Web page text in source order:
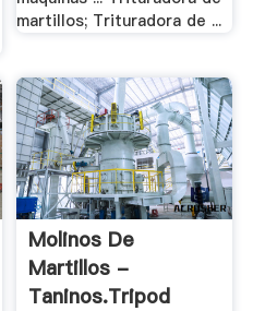
martillos; Trituradora de ...
Molinos De
Martillos -
Taninos.tripod